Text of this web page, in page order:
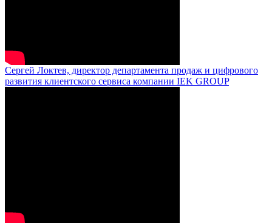
Сергей Локтев, директор департамента продаж и цифрового
развития клиентского сервиса компании IEK GROUP